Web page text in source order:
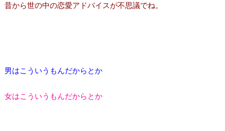
昔から世の中の恋愛アドバイスが不思議でね。
男はこういうもんだからとか
女はこういうもんだからとか